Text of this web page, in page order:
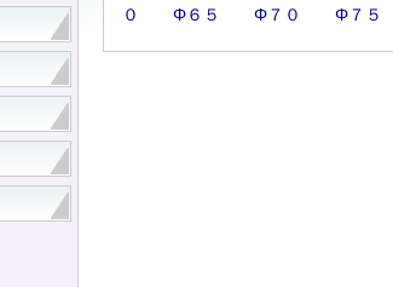
０
Φ６５ Φ７０ Φ７５